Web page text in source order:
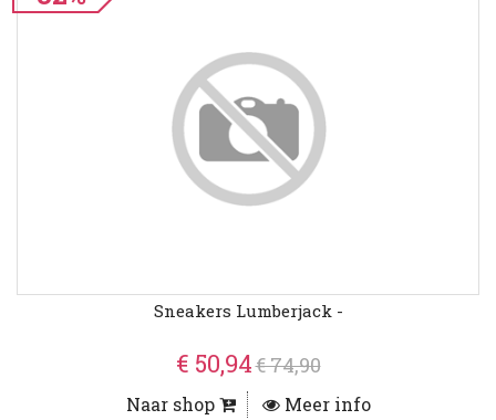
Sneakers Lumberjack -
€ 50,94€ 74,90
Naar shop Meer info